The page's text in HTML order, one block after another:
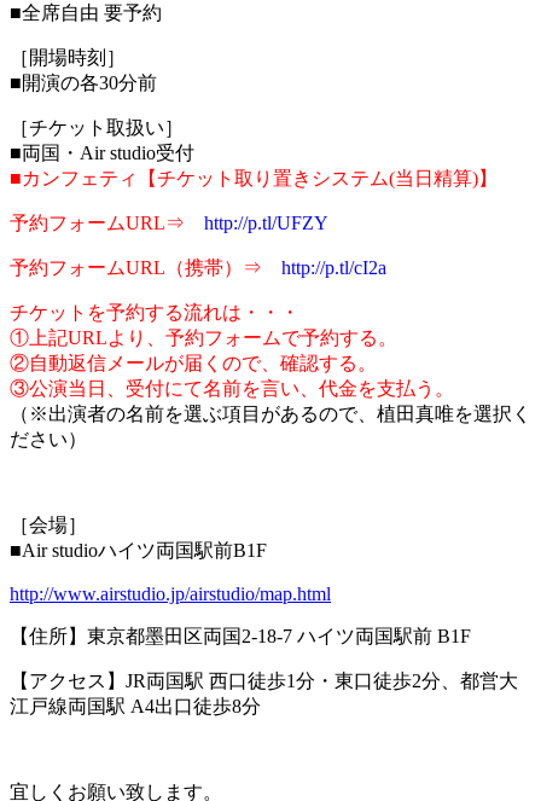
■全席自由 要予約
［開場時刻］
■開演の各30分前
［チケット取扱い］
■両国・Air studio受付
■カンフェティ【チケット取り置きシステム(当日精算)】
予約フォームURL⇒ http://p.tl/UFZY
予約フォームURL（携帯）⇒ http://p.tl/cI2a
チケットを予約する流れは・・・
①上記URLより、予約フォームで予約する。
②自動返信メールが届くので、確認する。
③公演当日、受付にて名前を言い、代金を支払う。
（※出演者の名前を選ぶ項目があるので、植田真唯を選択く
ださい）
［会場］
■Air studioハイツ両国駅前B1F
http://www.airstudio.jp/airstudio/map.html
【住所】東京都墨田区両国2-18-7 ハイツ両国駅前 B1F
【アクセス】JR両国駅 西口徒歩1分・東口徒歩2分、都営大
江戸線両国駅 A4出口徒歩8分
宜しくお願い致します。